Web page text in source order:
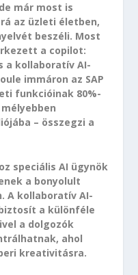
már most is
az üzleti életben,
beszéli. Most
a copilot:
a kollaboratív AI-
immáron az SAP
funkcióinak 80%-
– összegzi a
speciális AI ügynök
a bonyolult
A kollaboratív AI-
a különféle
a dolgozók
ahol
kreativitásra.